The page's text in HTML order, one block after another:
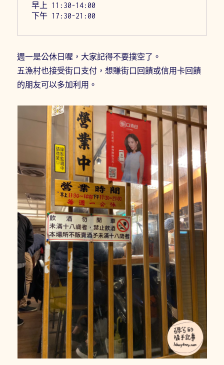
早上 11:30-14:00
下午 17:30-21:00
週一是公休日喔，大家記得不要撲空了。
五漁村也接受街口支付，想賺街口回饋或信用卡回饋
的朋友可以多加利用。